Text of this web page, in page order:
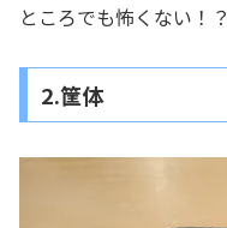
ところでも怖くない！？
2.筐体